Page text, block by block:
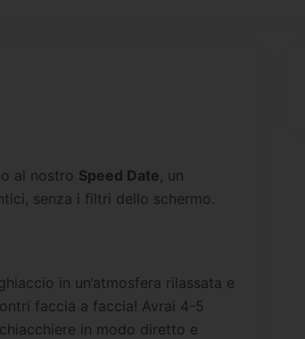
al nostro Speed Date, un
senza i filtri dello schermo.
in un’atmosfera rilassata e
faccia a faccia! Avrai 4-5
in modo diretto e